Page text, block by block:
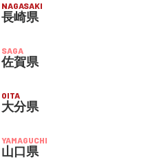
NAGASAKI
長崎県
SAGA
佐賀県
OITA
大分県
YAMAGUCHI
山口県